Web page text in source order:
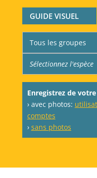
GUIDE VISUEL
Enregistrez de
› avec photos:
comptes
› sans photos